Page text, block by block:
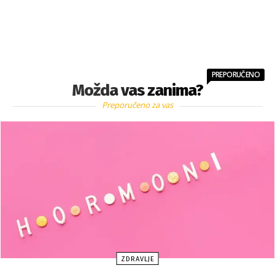
Možda vas zanima?
PREPORUČENO
Preporučeno za vas
ZDRAVLJE